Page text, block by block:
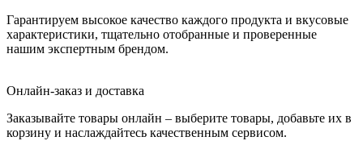
Гарантируем высокое качество каждого продукта и вкусовые
характеристики, тщательно отобранные и проверенные
нашим экспертным брендом.
Онлайн-заказ и доставка
Заказывайте товары онлайн – выберите товары, добавьте их в
корзину и наслаждайтесь качественным сервисом.